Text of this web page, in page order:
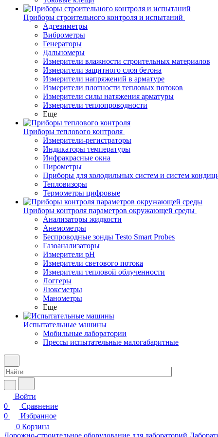
Приборы строительного контроля и испытаний
Адгезиметры
Виброметры
Генераторы
Дальномеры
Измерители влажности строительных материалов
Измерители защитного слоя бетона
Измерители напряжений в арматуре
Измерители плотности тепловых потоков
Измерители силы натяжения арматуры
Измерители теплопроводности
Еще
Приборы теплового контроля
Измерители-регистраторы
Индикаторы температуры
Инфракрасные окна
Пирометры
Приборы для холодильных систем и систем
Тепловизоры
Термометры цифровые
Приборы контроля параметров окружающей среды
Анализаторы жидкости
Анемометры
Беспроводные зонды Testo Smart Probes
Газоанализаторы
Измерители pH
Измерители светового потока
Измерители тепловой облученности
Логгеры
Люксметры
Манометры
Еще
Испытательные машины
Мобильные лаборатории
Прессы испытательные малогабаритные
Войти
0
Сравнение
0
Избранное
0 Корзина
Дорожно-строительное оборудование для лабораторий